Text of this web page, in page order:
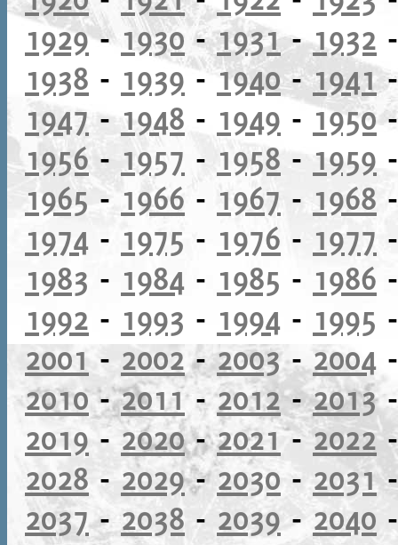
1929- 1930-1931-1932
1938 - 1939-1940-1941
1947- 1948 - 1949 -1950
1956- 1957 - 1958 - 1959
1965- 1966 - 1967 - 1968
1974 - 1975 - 1976 - 1977
1983 - 1984 - 1985 - 1986
1992 - 1993 - 1994 - 1995
2001-2002-2003- 2004
2010-2011-2012-2013
2019 - 2020-2021-2022
2028 - 2029-2030- 2031
2037- 2038 - 2039 - 2040